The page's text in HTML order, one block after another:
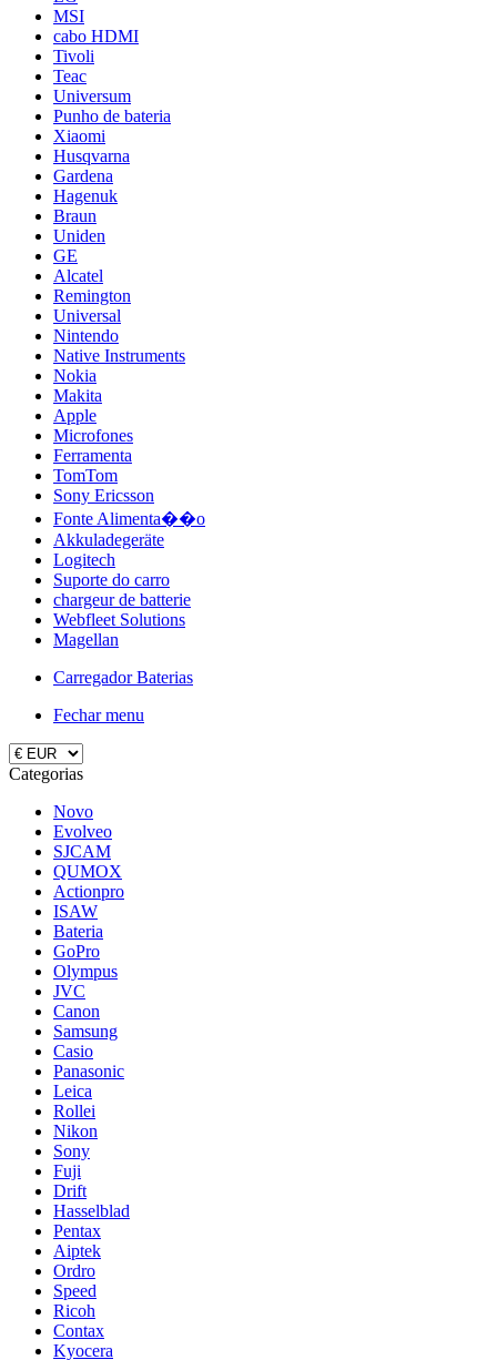
MSI
cabo HDMI
Tivoli
Teac
Universum
Punho de bateria
Xiaomi
Husqvarna
Gardena
Hagenuk
Braun
Uniden
GE
Alcatel
Remington
Universal
Nintendo
Native Instruments
Nokia
Makita
Apple
Microfones
Ferramenta
TomTom
Sony Ericsson
Fonte Alimenta��o
Akkuladegeräte
Logitech
Suporte do carro
chargeur de batterie
Webfleet Solutions
Magellan
Carregador Baterias
Fechar menu
Categorias
Novo
Evolveo
SJCAM
QUMOX
Actionpro
ISAW
Bateria
GoPro
Olympus
JVC
Canon
Samsung
Casio
Panasonic
Leica
Rollei
Nikon
Sony
Fuji
Drift
Hasselblad
Pentax
Aiptek
Ordro
Speed
Ricoh
Contax
Kyocera